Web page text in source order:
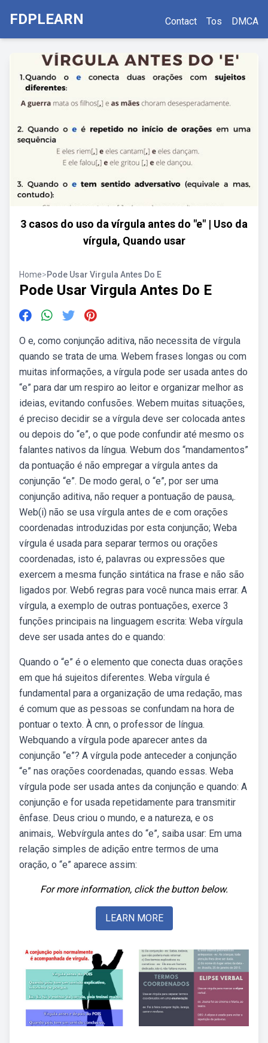
FDPLEARN Contact Tos DMCA
3 casos do uso da vírgula antes do "e" | Uso da
vírgula, Quando usar
Home>Pode Usar Virgula Antes Do E
Pode Usar Virgula Antes Do E
O e, como conjunção aditiva, não necessita de vírgula
quando se trata de uma. Webem frases longas ou com
muitas informações, a vírgula pode ser usada antes do
“e” para dar um respiro ao leitor e organizar melhor as
ideias, evitando confusões. Webem muitas situações,
é preciso decidir se a vírgula deve ser colocada antes
ou depois do “e”, o que pode confundir até mesmo os
falantes nativos da língua. Webum dos “mandamentos”
da pontuação é não empregar a vírgula antes da
conjunção “e”. De modo geral, o “e”, por ser uma
conjunção aditiva, não requer a pontuação de pausa,.
Web(i) não se usa vírgula antes de e com orações
coordenadas introduzidas por esta conjunção; Weba
vírgula é usada para separar termos ou orações
coordenadas, isto é, palavras ou expressões que
exercem a mesma função sintática na frase e não são
ligados por. Web6 regras para você nunca mais errar. A
vírgula, a exemplo de outras pontuações, exerce 3
funções principais na linguagem escrita: Weba vírgula
deve ser usada antes do e quando:
Quando o “e” é o elemento que conecta duas orações
em que há sujeitos diferentes. Weba vírgula é
fundamental para a organização de uma redação, mas
é comum que as pessoas se confundam na hora de
pontuar o texto. À cnn, o professor de língua.
Webquando a vírgula pode aparecer antes da
conjunção “e”? A vírgula pode anteceder a conjunção
“e” nas orações coordenadas, quando essas. Weba
vírgula pode ser usada antes da conjunção e quando: A
conjunção e for usada repetidamente para transmitir
ênfase. Deus criou o mundo, e a natureza, e os
animais,. Webvírgula antes do “e”, saiba usar: Em uma
relação simples de adição entre termos de uma
oração, o “e” aparece assim:
For more information, click the button below.
LEARN MORE